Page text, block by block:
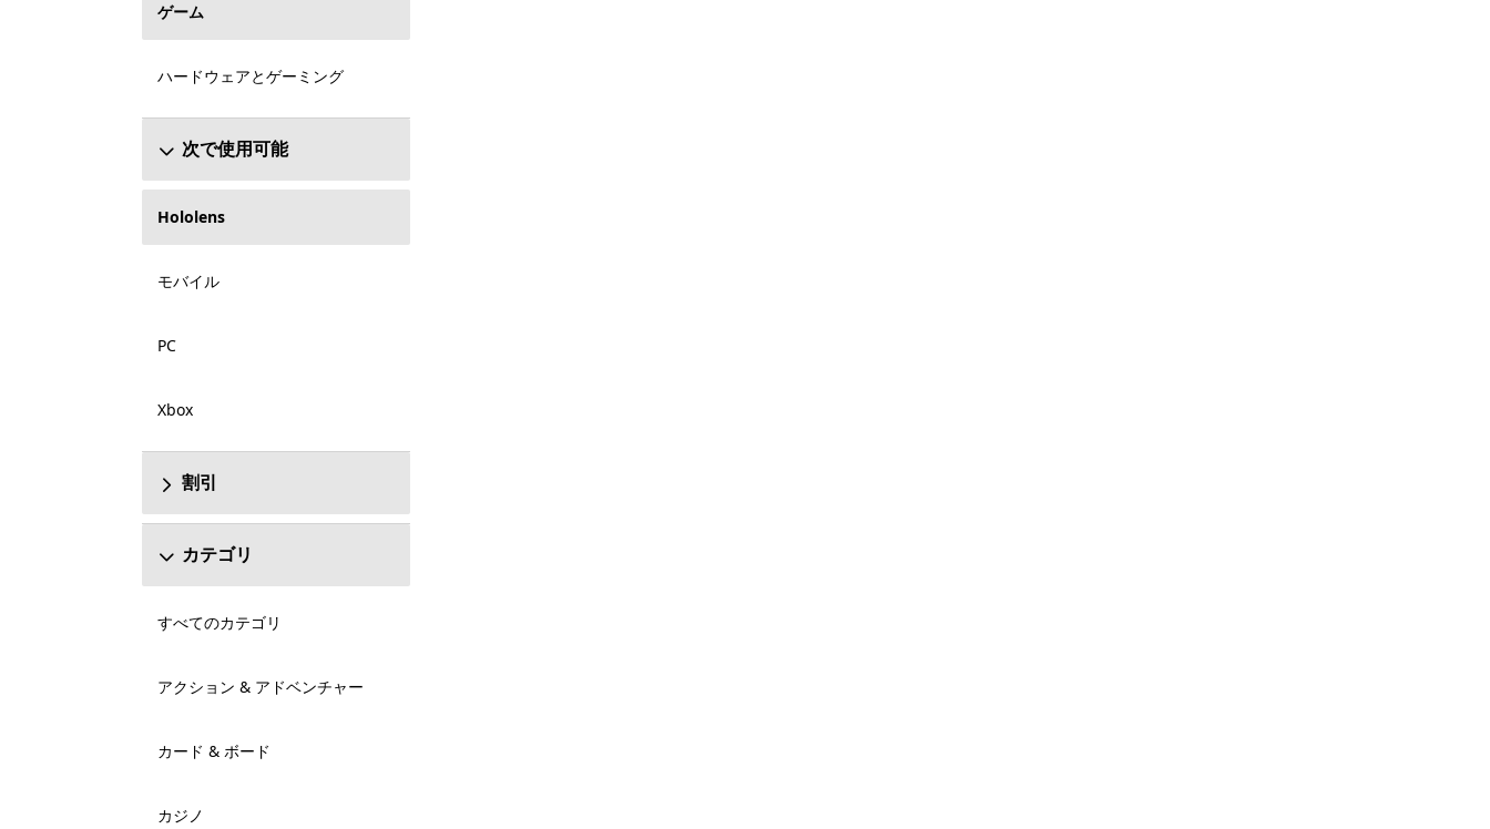
ゲーム
ハードウェアとゲーミング
次で使用可能
Hololens
モバイル
PC
Xbox
割引
カテゴリ
すべてのカテゴリ
アクション & アドベンチャー
カード & ボード
カジノ